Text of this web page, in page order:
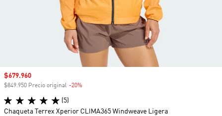
Precio de venta
$679.960
$849.950 Precio original -20%
(5)
Chaqueta Terrex Xperior CLIMA365 Windweave Ligera